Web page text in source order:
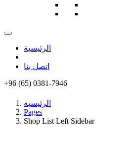
الرئيسية
اتصل بنا
+96 (65) 0381-7946
الرئيسية
Pages
Shop List Left Sidebar